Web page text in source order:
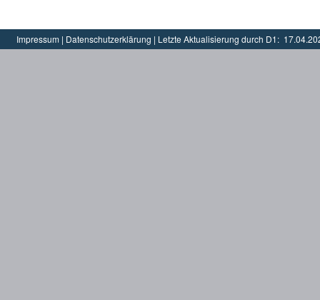
Impressum | Datenschutzerklärung | Letzte Aktualisierung durch D1: